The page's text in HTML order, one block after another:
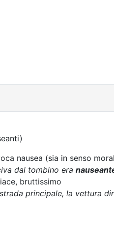
nausea (sia in senso
dal tombino era
bruttissimo
principale, la vettura